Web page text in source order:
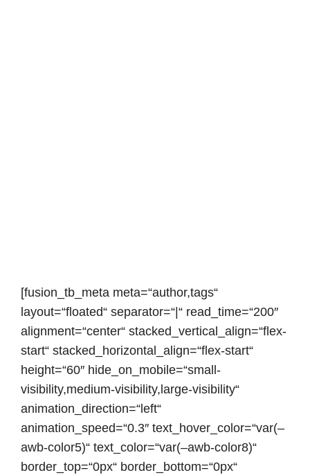
[fusion_tb_meta meta=“author,tags“
layout=“floated“ separator=“|“ read_time=“200″
alignment=“center“ stacked_vertical_align=“flex-
start“ stacked_horizontal_align=“flex-start“
height=“60″ hide_on_mobile=“small-
visibility,medium-visibility,large-visibility“
animation_direction=“left“
animation_speed=“0.3″ text_hover_color=“var(–
awb-color5)“ text_color=“var(–awb-color8)“
border_top=“0px“ border_bottom=“0px“